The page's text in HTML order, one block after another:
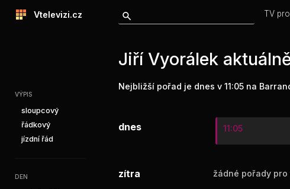
Vtelevizi.cz TV
VÝPIS
sloupcový
řádkový
jízdní řád
DEN
Jiří Vyorálek
Nejbližší pořad je dnes v 11:05 na
dnes 11:05
zítra žádné pořady pro